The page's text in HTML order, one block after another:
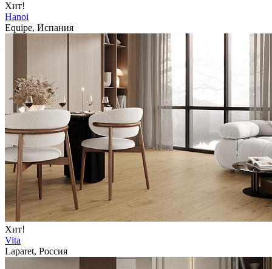
Хит!
Hanoi
Equipe, Испания
Хит!
Vita
Laparet, Россия